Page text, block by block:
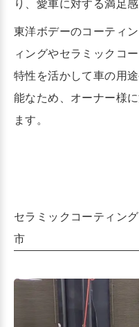
り、愛車に対する満足
東洋ボデーのコーティ
ィングやセラミックコ
特性を活かして車の用
能なため、 オーナー様
ます。
セラミックコーティン
市